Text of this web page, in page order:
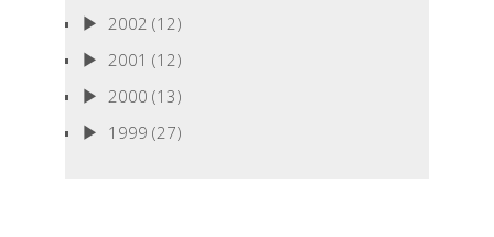
2002 (12)
2001 (12)
2000 (13)
1999 (27)